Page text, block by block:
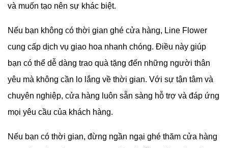
và muốn tạo nên sự khác biệt.
Nếu bạn không có thời gian ghé cửa hàng, Line Flower
cung cấp dịch vụ giao hoa nhanh chóng. Điều này giúp
bạn có thể dễ dàng trao quà tặng đến những người thân
yêu mà không cần lo lắng về thời gian. Với sự tận tâm và
chuyên nghiệp, cửa hàng luôn sẵn sàng hỗ trợ và đáp ứng
mọi yêu cầu của khách hàng.
Nếu bạn có thời gian, đừng ngần ngại ghé thăm cửa hàng